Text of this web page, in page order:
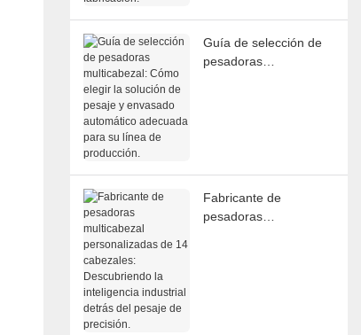
fabricación.
Guía de selección de
pesadoras
producción.
Fabricante de
pesadoras